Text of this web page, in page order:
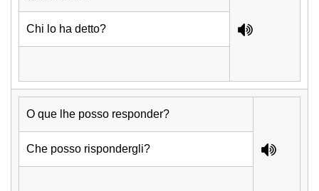
Chi lo ha detto?
O que lhe posso responder?
Che posso rispondergli?